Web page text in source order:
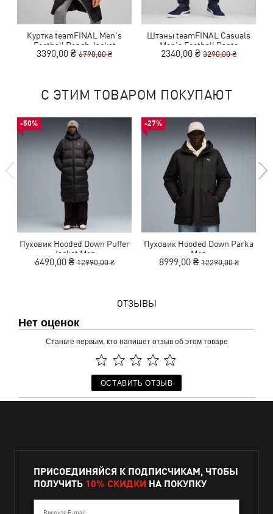
Куртка teamFINAL Men's
Football Bench Jacket
3390,00 ₴ 6790,00 ₴
Штаны teamFINAL Casuals
Men's Football Pants
2340,00 ₴ 3290,00 ₴
С ЭТИМ ТОВАРОМ ПОКУПАЮТ
-50%
Пуховик Hooded Down Puffer
Jacket Men
6490,00 ₴ 12990,00 ₴
-27%
Пуховик Hooded Down Parka
Men
8999,00 ₴ 12290,00 ₴
ОТЗЫВЫ
Нет оценок
Станьте первым, кто напишет отзыв об этом товаре
ОСТАВИТЬ ОТЗЫВ
ПРИСОЕДИНЯЙСЯ К ПОДПИСЧИКАМ, ЧТОБЫ
ПОЛУЧИТЬ 10% СКИДКИ НА ПОКУПКУ
Введите E-mail